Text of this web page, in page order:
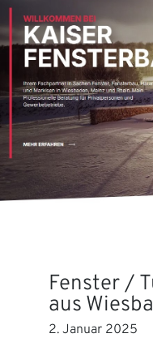
Fenster /
aus
2. Januar 2025